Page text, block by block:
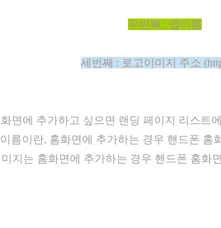
두번째 : 앱이름
세번째 : 로고이미지 주소
면에 추가하고 싶으​면 랜딩 페이지 리스트
름이란, 홈화면에 추가하는 경우 핸드폰 홈
지는 홈화면에 추가하는 경우 핸드폰 홈화